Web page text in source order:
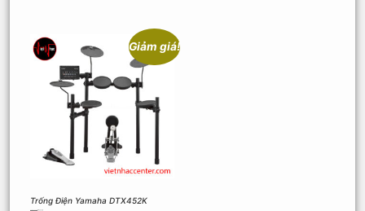
Giảm giá!
Trống Điện Yamaha DTX452K